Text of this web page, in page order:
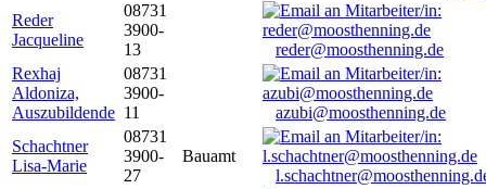
Reder
Jacqueline
08731
3900-
13
reder@moosthenning.de
Rexhaj
Aldoniza,
Auszubildende
08731
3900-
11
azubi@moosthenning.de
Schachtner
Lisa-Marie
08731
3900-
27
Bauamt